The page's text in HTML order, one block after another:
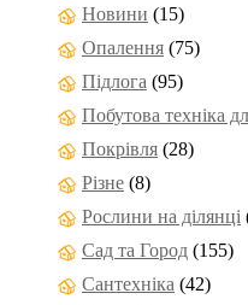
Новини (15)
Опалення (75)
Підлога (95)
Побутова техніка
Покрівля (28)
Різне (8)
Рослини на ділянці
Сад та Город (155)
Сантехніка (42)